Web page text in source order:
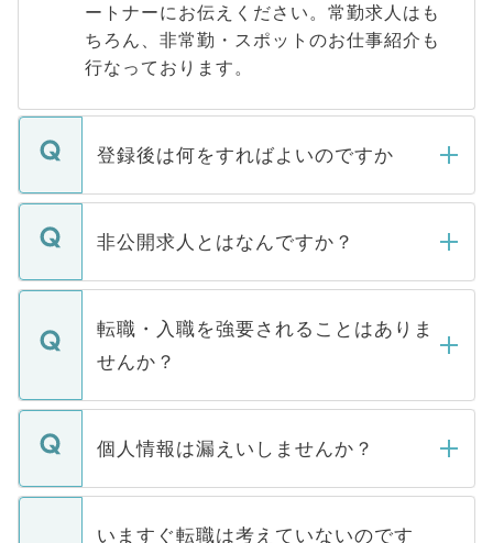
ートナーにお伝えください。常勤求人はも
ちろん、非常勤・スポットのお仕事紹介も
行なっております。
登録後は何をすればよいのですか
ご登録いただきましたら、弊社担当者がご
登録内容を確認し、その後メールもしくは
ます。通常、5営業日以内にはご連絡をせて
いただきますので、しばらくお待ちくださ
非公開求人とはなんですか？
マイナビDOCTORで取り扱っている求人の
うち約3割は、Webサイトからご覧いただ
けない「非公開求人」です。非公開求人は
下記の理由によって、一般には公開してい
ません。
■応募殺到を避けるため 人気のある医療機
関を公にしてしまうと、応募が殺到する場
転職・入職を強要されることはありま
せんか？
転職・入職を強要することは一切ありませ
ん。また、仮に応募先から内定をいただい
定を承諾する必要はありません。内定先へ
の辞退の連絡はキャリアパートナーが行い
個人情報は漏えいしませんか？
個人情報が漏えいすることはありませんの
で、ご安心ください。当サイトからの登録
いますぐ転職は考えていないのです